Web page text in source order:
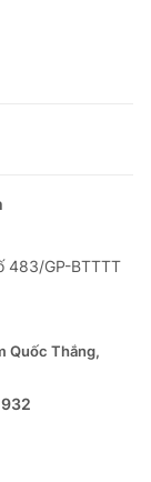
483/GP-BTTTT
Quốc Thắng,